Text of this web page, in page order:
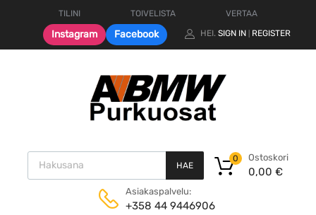
TILINI TOIVELISTA VERTAA
Instagram Facebook HEI. SIGN IN REGISTER
Products search
HAE
Ostoskori
0,00 €
0
Asiakaspalvelu:
+358 44 9446906